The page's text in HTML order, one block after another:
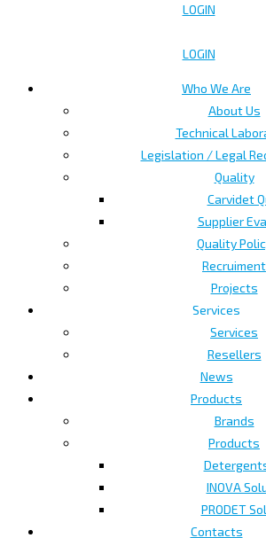
LOGIN
LOGIN
Who We Are
About Us
Technical
Legislation / Legal
Quality
Carvidet
Supplier
Quality
Recruiment
Projects
Services
Services
Resellers
News
Products
Brands
Products
INOVA
PRODET
Contacts